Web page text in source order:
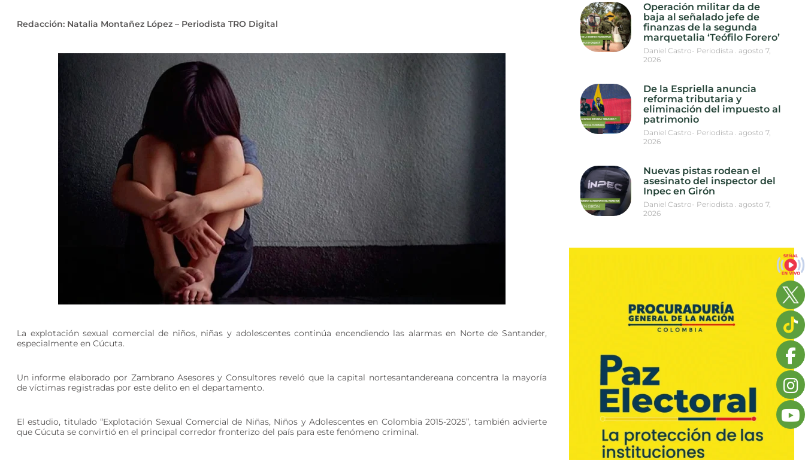
Redacción: Natalia Montañez López – Periodista TRO Digital
La explotación sexual comercial de niños, niñas y adolescentes continúa encendiendo las alarmas en Norte de Santander,
especialmente en Cúcuta.
Un informe elaborado por Zambrano Asesores y Consultores reveló que la capital nortesantandereana concentra la mayoría
de víctimas registradas por este delito en el departamento.
El estudio, titulado “Explotación Sexual Comercial de Niñas, Niños y Adolescentes en Colombia 2015-2025”, también advierte
que Cúcuta se convirtió en el principal corredor fronterizo del país para este fenómeno criminal.
Operación militar da de
baja al señalado jefe de
finanzas de la segunda
marquetalia ‘Teófilo Forero’
Daniel Castro- Periodista
agosto 7,
2026
De la Espriella anuncia
reforma tributaria y
eliminación del impuesto al
patrimonio
Daniel Castro- Periodista
agosto 7,
2026
Nuevas pistas rodean el
asesinato del inspector del
Inpec en Girón
Daniel Castro- Periodista
agosto 7,
2026